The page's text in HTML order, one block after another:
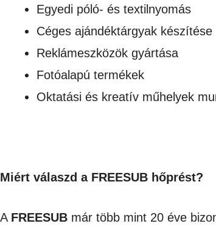
Egyedi póló- és textilnyomás
Céges ajándéktárgyak készítése
Reklámeszközök gyártása
Fotóalapú termékek
Oktatási és kreatív műhelyek
Miért válaszd a FREESUB hőprést?
A FREESUB már több mint 20 éve